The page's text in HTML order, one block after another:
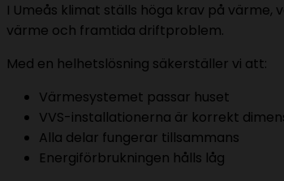
I Umeås klimat ställs höga krav på
värme och framtida driftproblem.
Med en helhetslösning säkerställer vi att:
Värmesystemet passar huset
VVS-installationerna är korrekt
Alla delar fungerar tillsammans
Energiförbrukningen hålls låg